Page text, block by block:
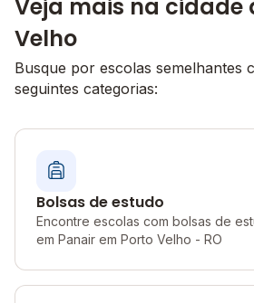
Veja mais na cidade
Velho
Busque por escolas semelhantes
seguintes categorias:
Bolsas de estudo
Encontre escolas com bolsas de
em Panair em Porto Velho - RO